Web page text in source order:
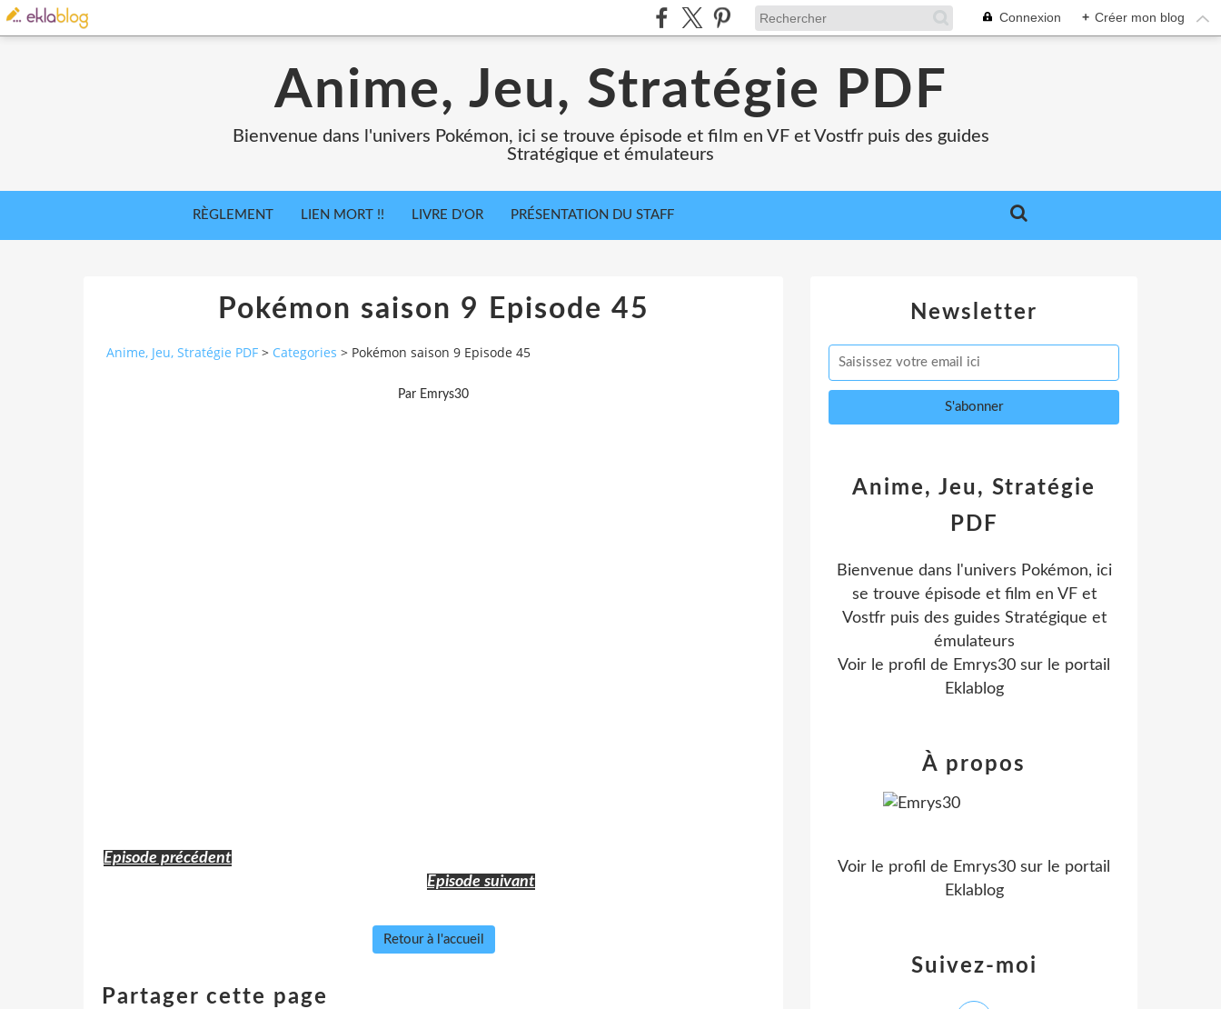
Connexion + Créer mon blog
Anime, Jeu, Stratégie PDF
Bienvenue dans l'univers Pokémon, ici se trouve épisode et film en VF et Vostfr puis des guides
Stratégique et émulateurs
RÈGLEMENT LIEN MORT !! LIVRE D'OR PRÉSENTATION DU STAFF
Pokémon saison 9 Episode 45
Anime, Jeu, Stratégie PDF > Categories > Pokémon saison 9 Episode 45
Par Emrys30
Episode précédent
Episode suivant
Retour à l'accueil
Partager cette page
Newsletter
Anime, Jeu, Stratégie
PDF
Bienvenue dans l'univers Pokémon, ici
se trouve épisode et film en VF et
Vostfr puis des guides Stratégique et
émulateurs
Voir le profil de Emrys30 sur le portail
Eklablog
Suivez-moi
À propos
Voir le profil de Emrys30 sur le portail
Eklablog